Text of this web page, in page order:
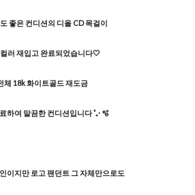
좋은 컨디션의 디올 CD 목걸이
러 재입고 완료되었습니다🤍
체 18k 화이트골드 재도금
하여 말끔한 컨디션입니다 ˚₊· 🫧
이지만 로고 팬던트 그 자체만으로도